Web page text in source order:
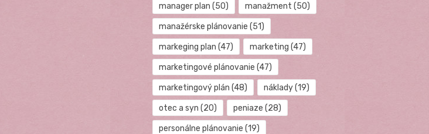
manager plan (50) manažment (50)
manažérske plánovanie (51)
markeging plan (47) marketing (47)
marketingové plánovanie (47)
marketingový plán (48) náklady(19)
otec a syn (20) peniaze (28)
personálne plánovanie (19)